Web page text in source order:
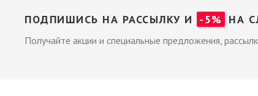
ПОДПИШИСЬ НА РАССЫЛКУ И -5% НА
Получайте акции и специальные предложения,